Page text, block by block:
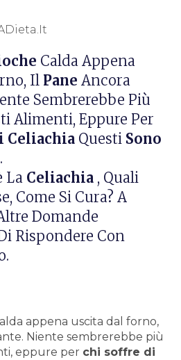
Calda Appena
Il Pane Ancora
Sembrerebbe Più
Alimenti, Eppure Per
Celiachia Questi Sono
.
La Celiachia , Quali
Come Si Cura? A
Domande
Rispondere Con
appena uscita dal forno,
Niente sembrerebbe più
eppure per chi soffre di